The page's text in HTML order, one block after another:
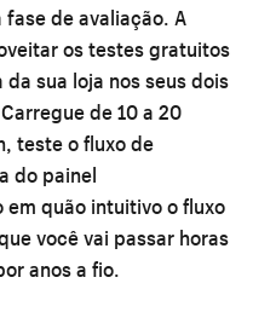
de avaliação. A
os testes gratuitos
sua loja nos seus dois
de 10 a 20
teste o fluxo de
do painel
quão intuitivo o fluxo
você vai passar horas
anos a fio.